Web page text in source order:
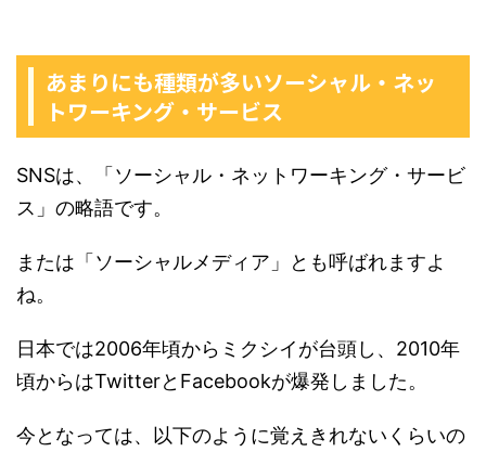
あまりにも種類が多いソーシャル・ネッ
トワーキング・サービス
SNSは、「ソーシャル・ネットワーキング・サービ
ス」の略語です。
または「ソーシャルメディア」とも呼ばれますよ
ね。
日本では2006年頃からミクシイが台頭し、2010年
頃からはTwitterとFacebookが爆発しました。
今となっては、以下のように覚えきれないくらいの